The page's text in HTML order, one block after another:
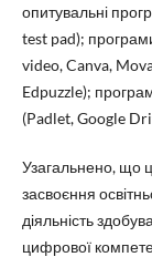
опитувальні
test pad);
video, Canva,
Edpuzzle);
(Padlet, Google
Узагальнено, що
засвоєння
діяльність
цифрової